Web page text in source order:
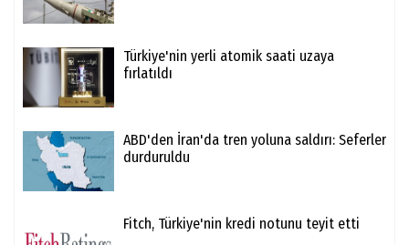
Türkiye'nin yerli atomik saati uzaya
fırlatıldı
ABD'den İran'da tren yoluna saldırı: Seferler
durduruldu
Fitch, Türkiye'nin kredi notunu teyit etti